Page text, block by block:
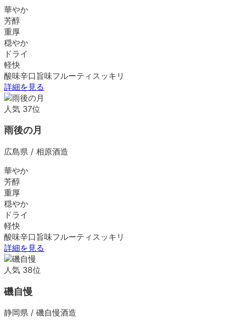
華やか
芳醇
重厚
穏やか
ドライ
軽快
酸味辛口 旨味フルーティ スッキリ
詳細を見る
人気 37位
雨後の月
広島県 / 相原酒造
華やか
芳醇
重厚
穏やか
ドライ
軽快
酸味辛口 旨味フルーティ スッキリ
詳細を見る
人気 38位
磯自慢
静岡県 / 磯自慢酒造